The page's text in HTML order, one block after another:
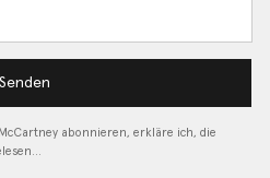
Senden
abonnieren, erkläre ich, die